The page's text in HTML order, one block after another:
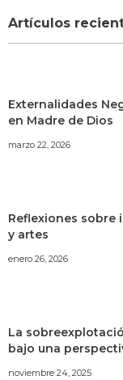
Artículos
Externalidades
en Madre de Dios
marzo 22, 2026
Reflexiones sobre
y artes
enero 26, 2026
La
bajo una
noviembre 24, 2025